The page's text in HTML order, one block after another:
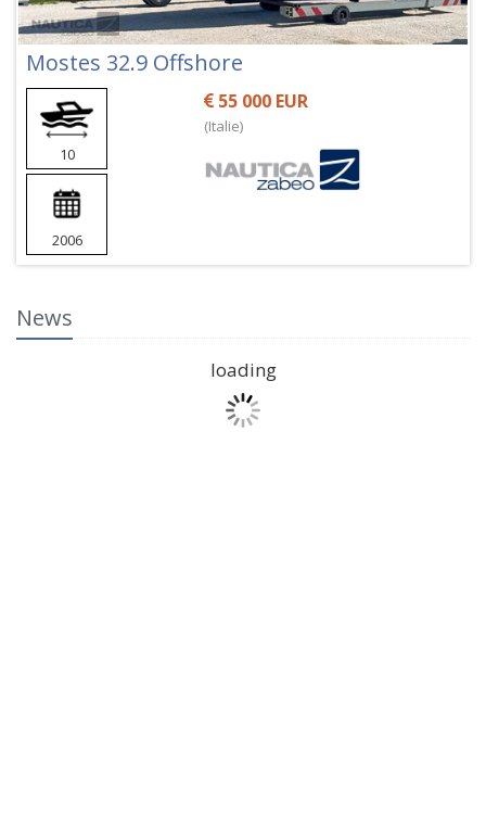
Mostes 32.9 Offshore
10
2006
55 000 EUR
(Italie)
News
loading